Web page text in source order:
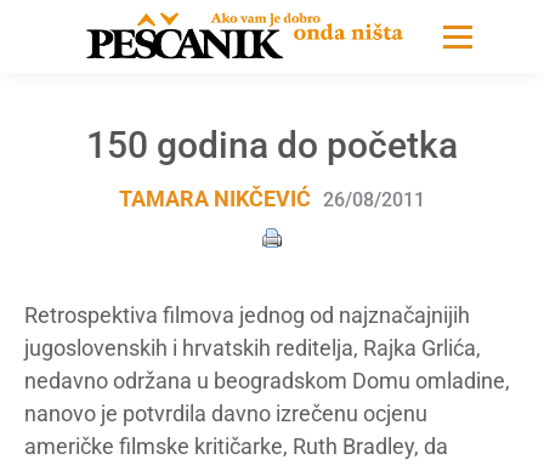
150 godina do početka
TAMARA NIKČEVIĆ 26/08/2011
Retrospektiva filmova jednog od najznačajnijih
jugoslovenskih i hrvatskih reditelja, Rajka Grlića,
nedavno održana u beogradskom Domu omladine,
nanovo je potvrdila davno izrečenu ocjenu
američke filmske kritičarke, Ruth Bradley, da